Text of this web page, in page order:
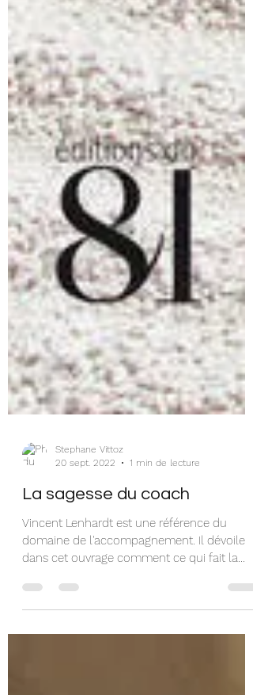
20 sept. 2022
1 min de lecture
La sagesse du coach
Vincent Lenhardt est une référence du
dans cet ouvrage comment ce qui fait la
différence dans ce...